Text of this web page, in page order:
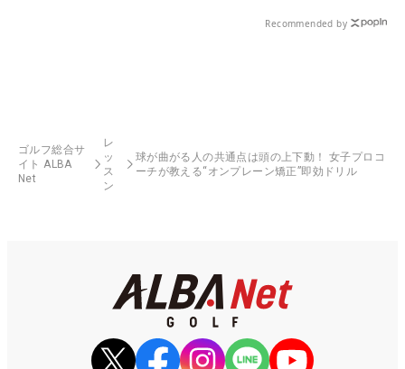
Recommended by
ゴルフ総合サ
イト ALBA
Net
レ
ッ
ス
ン
球が曲がる人の共通点は頭の上下動！ 女子プロコ
ーチが教える“オンプレーン矯正”即効ドリル